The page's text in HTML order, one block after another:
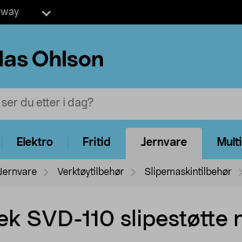
Elektro Fritid Jernvare
Jernvare Verktøytilbehør Slipemaskintilbehør
SVD-110 slipestøtte